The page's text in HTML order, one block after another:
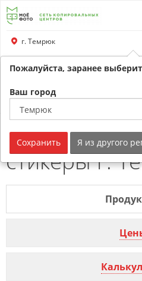
Перейти
основной
информации
г. Темрюк
Обратный звонок
стикеры г.
Пожалуйста, заранее
Ваш город
Сохранить Я из другого